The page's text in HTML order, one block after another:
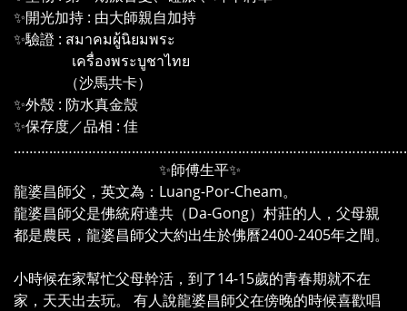
✨開光加持 : 由大師親自加持
✨驗證 : สมาคมผู้นิยมพระ
เครื่องพระบูชาไทย
（沙馬共卡）
✨外殼 : 防水真金殼
✨保存度／品相 : 佳
✨師傅生平✨
龍婆昌師父，英文為：Luang-Por-Cheam。
龍婆昌師父是佛統府達共（Da-Gong）村莊的人，父母親
都是農民，龍婆昌師父大約出生於佛曆2400-2405年之間。
小時候在家幫忙父母幹活，到了14-15歲的青春期就不在
家，天天出去玩。 有人說龍婆昌師父在傍晚的時候喜歡唱